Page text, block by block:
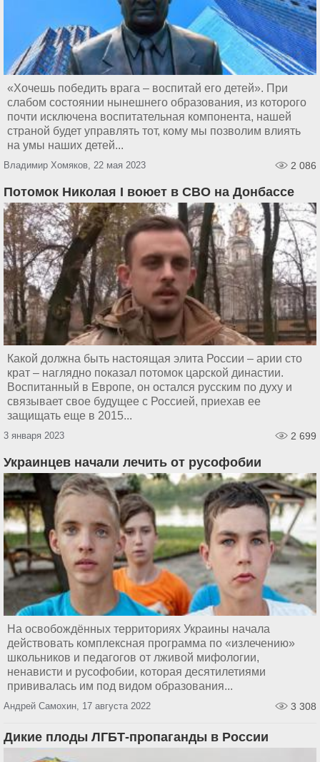
«Хочешь победить врага – воспитай его детей». При
слабом состоянии нынешнего образования, из которого
почти исключена воспитательная компонента, нашей
страной будет управлять тот, кому мы позволим влиять
на умы наших детей...
Владимир Хомяков, 22 мая 2023 2 086
Потомок Николая I воюет в СВО на Донбассе
Какой должна быть настоящая элита России – арии сто
крат – наглядно показал потомок царской династии.
Воспитанный в Европе, он остался русским по духу и
связывает свое будущее с Россией, приехав ее
защищать еще в 2015...
3 января 2023 2 699
Украинцев начали лечить от русофобии
На освобождённых территориях Украины начала
действовать комплексная программа по «излечению»
школьников и педагогов от лживой мифологии,
ненависти и русофобии, которая десятилетиями
прививалась им под видом образования...
Андрей Самохин, 17 августа 2022 3 308
Дикие плоды ЛГБТ-пропаганды в России